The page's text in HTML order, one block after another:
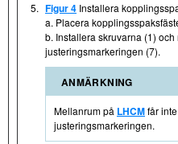
5. Figur 4 Installera
a. Placera
b. Installera skruvarna (1)
justeringsmarkeringen (7).
ANMÄRKNING
Mellanrum på LHCMfår
justeringsmarkeringen.